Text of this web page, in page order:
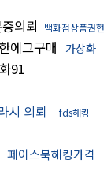
의뢰
백화점상품권현
에그구매
가상화
91
시 의뢰
fds해킹
페이스북해킹가격